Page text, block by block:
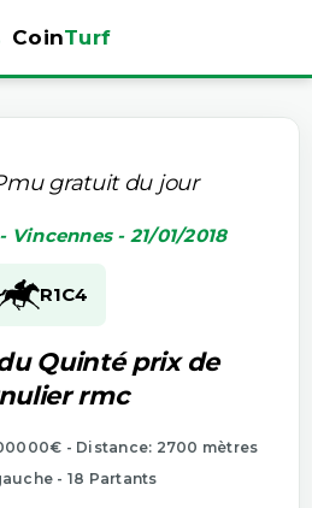
CoinTurf
gratuit du jour
Vincennes - 21/01/2018
R1C4
Quinté prix de
rmc
- Distance: 2700 mètres
- 18 Partants